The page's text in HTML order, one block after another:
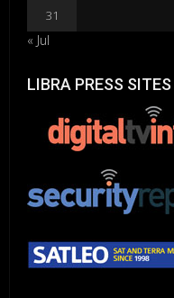
31
« Jul
LIBRA PRESS SITES